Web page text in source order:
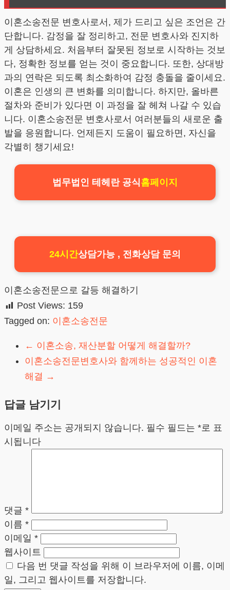
이혼소송전문 변호사로서, 제가 드리고 싶은 조언은 간
단합니다. 감정을 잘 정리하고, 전문 변호사와 진지하
게 상담하세요. 처음부터 잘못된 정보로 시작하는 것보
다, 정확한 정보를 얻는 것이 중요합니다. 또한, 상대방
과의 연락은 되도록 최소화하여 감정 충돌을 줄이세요.
이혼은 인생의 큰 변화를 의미합니다. 하지만, 올바른
절차와 준비가 있다면 이 과정을 잘 헤쳐 나갈 수 있습
니다. 이혼소송전문 변호사로서 여러분들의 새로운 출
발을 응원합니다. 언제든지 도움이 필요하면, 자신을
각별히 챙기세요!
법무법인 테헤란 공식홈페이지
24시간상담가능 , 전화상담 문의
이혼소송전문으로 갈등 해결하기
Post Views: 159
Tagged on: 이혼소송전문
← 이혼소송, 재산분할 어떻게 해결할까?
이혼소송전문변호사와 함께하는 성공적인 이혼
해결 →
답글 남기기
이메일 주소는 공개되지 않습니다. 필수 필드는 *로 표
시됩니다
댓글 *
이름 *
이메일 *
웹사이트
다음 번 댓글 작성을 위해 이 브라우저에 이름, 이메
일, 그리고 웹사이트를 저장합니다.